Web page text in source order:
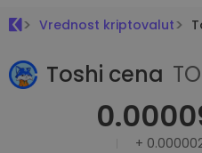
Vrednost kriptovalut
Toshi cena
+